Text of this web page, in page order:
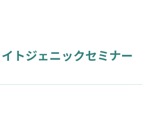
トジェニックセミナー